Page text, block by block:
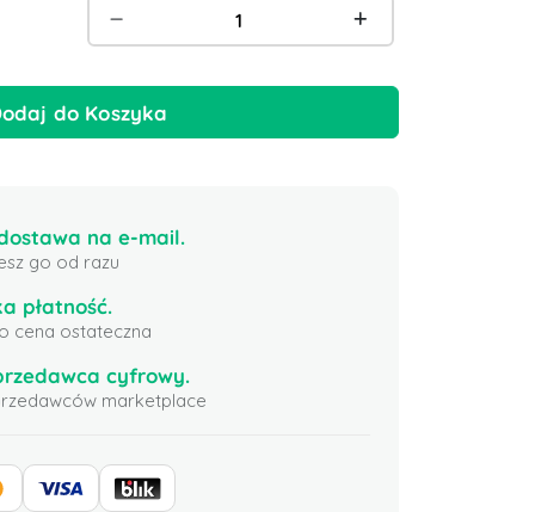
do Koszyka
na e-mail.
go od razu
płatność.
cena ostateczna
cyfrowy.
marketplace